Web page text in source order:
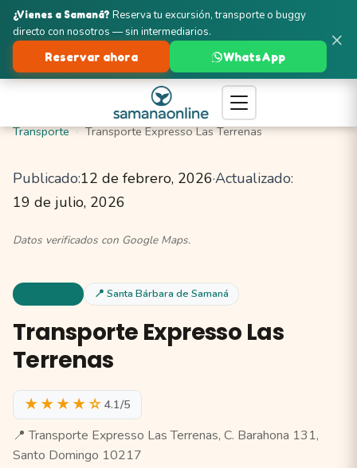
Turismo en Samaná
Santa Bárbara de Samaná
Transporte
Transporte Expresso Las Terrenas
Publicado:12 de febrero, 2026·Actualizado:
19 de julio, 2026
Datos verificados con Google Maps.
📍 Santa Bárbara de Samaná
Transporte Expresso Las
Terrenas
★★★★☆ 4.1/5
📍 Transporte Expresso Las Terrenas, C. Barahona 131,
Santo Domingo 10217
×
¿Vienes a Samaná? Reserva tu excursión, transporte o buggy
directo con nosotros — sin intermediarios.
Reservar ahora WhatsApp